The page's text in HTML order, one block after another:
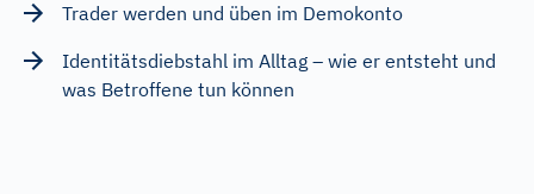
Trader werden und üben im Demokonto
Identitätsdiebstahl im Alltag – wie er entsteht und
was Betroffene tun können